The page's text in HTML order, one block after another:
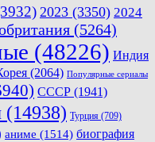
2023 (3350) 2024
(5264)
(48226) Индия
(2064) Популярные сериалы
СССР (1941)
(14938) Турция (709)
аниме (1514) биография